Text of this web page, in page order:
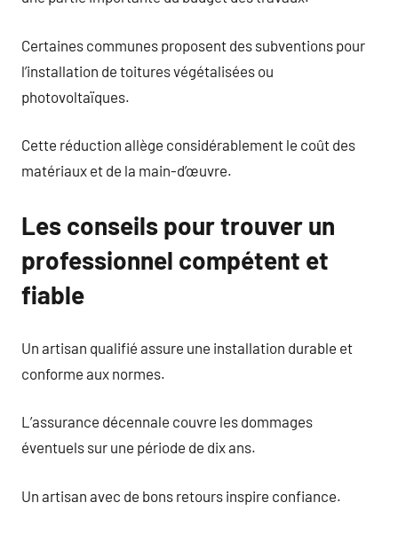
Certaines communes proposent des subventions pour
l’installation de toitures végétalisées ou
photovoltaïques.
Cette réduction allège considérablement le coût des
matériaux et de la main-d’œuvre.
Les conseils pour trouver un
professionnel compétent et
fiable
Un artisan qualifié assure une installation durable et
conforme aux normes.
L’assurance décennale couvre les dommages
éventuels sur une période de dix ans.
Un artisan avec de bons retours inspire confiance.